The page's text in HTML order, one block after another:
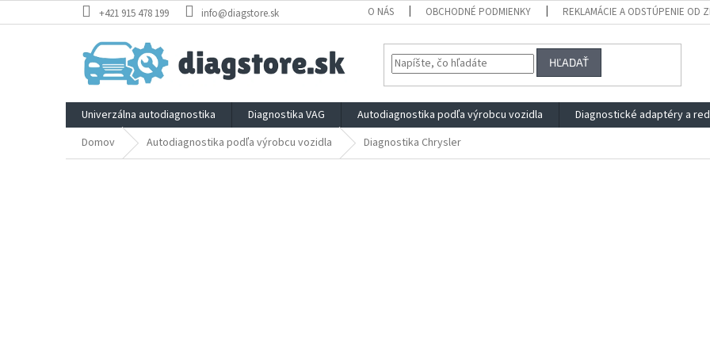
na
+421 915 478 199 info@diagstore.sk O NÁS OBCHODNÉ PODMIENKY REKLAMÁCIE A ODSTÚPENIE OD
HĽADAŤ
Univerzálna autodiagnostika Diagnostika VAG Autodiagnostika podľa výrobcu vozidla Diagnostické adaptéry a
Domov
Autodiagnostika podľa výrobcu vozidla Diagnostika Chrysler